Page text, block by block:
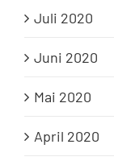
Juli 2020
Juni 2020
Mai 2020
April 2020